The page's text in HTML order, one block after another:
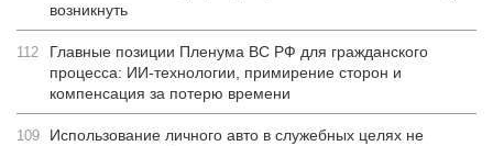
возникнуть
112
Главные позиции Пленума ВС РФ для гражданского
процесса: ИИ-технологии, примирение сторон и
компенсация за потерю времени
109
Использование личного авто в служебных целях не